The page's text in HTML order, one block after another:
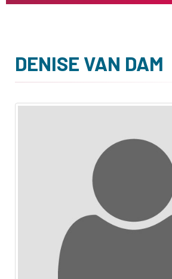
DENISE VAN DAM